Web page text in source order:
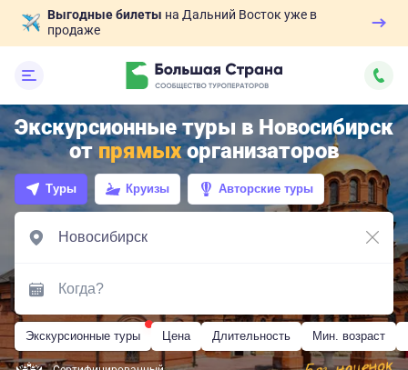
Выгодные билеты на Дальний Восток уже в
продаже
Экскурсионные туры в Новосибирск
от прямыхорганизаторов
Туры Круизы Авторские туры
Экскурсионные туры Цена Длительность Мин. возраст